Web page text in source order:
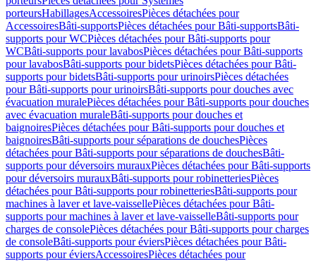
porteursHabillagesAccessoiresPièces détachées pour
AccessoiresBâti-supportsPièces détachées pour Bâti-supportsBâti-
supports pour WCPièces détachées pour Bâti-supports pour
WCBâti-supports pour lavabosPièces détachées pour Bâti-supports
pour lavabosBâti-supports pour bidetsPièces détachées pour Bâti-
supports pour bidetsBâti-supports pour urinoirsPièces détachées
pour Bâti-supports pour urinoirsBâti-supports pour douches avec
évacuation muralePièces détachées pour Bâti-supports pour douches
avec évacuation muraleBâti-supports pour douches et
baignoiresPièces détachées pour Bâti-supports pour douches et
baignoiresBâti-supports pour séparations de douchesPièces
détachées pour Bâti-supports pour séparations de douchesBâti-
supports pour déversoirs murauxPièces détachées pour Bâti-supports
pour déversoirs murauxBâti-supports pour robinetteriesPièces
détachées pour Bâti-supports pour robinetteriesBâti-supports pour
machines à laver et lave-vaissellePièces détachées pour Bâti-
supports pour machines à laver et lave-vaisselleBâti-supports pour
charges de consolePièces détachées pour Bâti-supports pour charges
de consoleBâti-supports pour éviersPièces détachées pour Bâti-
supports pour éviersAccessoiresPièces détachées pour